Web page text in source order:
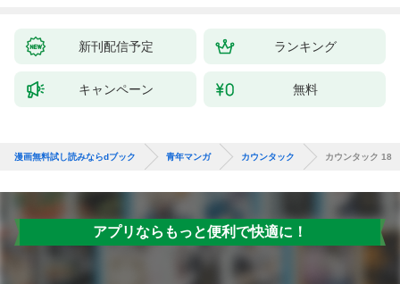
新刊配信予定 ランキング
キャンペーン 無料
漫画無料試し読みならdブック 青年マンガ カウンタック カウンタック 18
アプリならもっと便利で快適に！